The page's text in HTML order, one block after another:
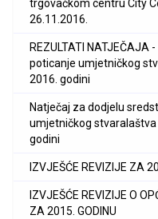
trgovačkom centru City
26.11.2016.
REZULTATI
poticanje umjetničkog
2016. godini
Natječaj za dodjelu
umjetničkog
godini
IZVJEŠĆE REVIZIJE ZA
IZVJEŠĆE REVIZIJE O
ZA 2015. GODINU